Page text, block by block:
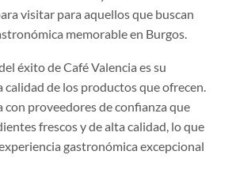
visitar para aquellos que buscan
memorable en Burgos.
éxito de Café Valencia es su
de los productos que ofrecen.
con proveedores de confianza que
frescos y de alta calidad, lo que
gastronómica excepcional